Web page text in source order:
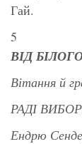
Гай.
5
ВІД
Вітання й
РАДІ
Ендрю